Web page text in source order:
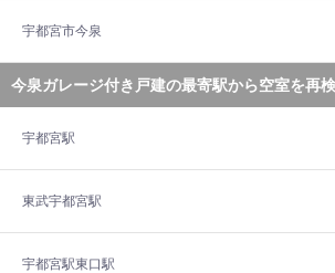
宇都宮市今泉
今泉ガレージ付き戸建の最寄駅から空室を再
宇都宮駅
東武宇都宮駅
宇都宮駅東口駅